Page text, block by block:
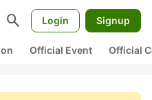
search Login Signup
Official Event Official